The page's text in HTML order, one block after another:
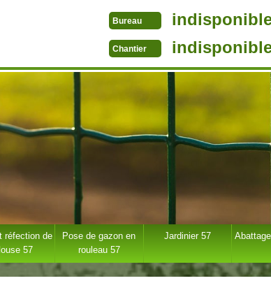
Bureau
Chantier
réfection de
57
Pose de gazon en
rouleau 57
Jardinier 57